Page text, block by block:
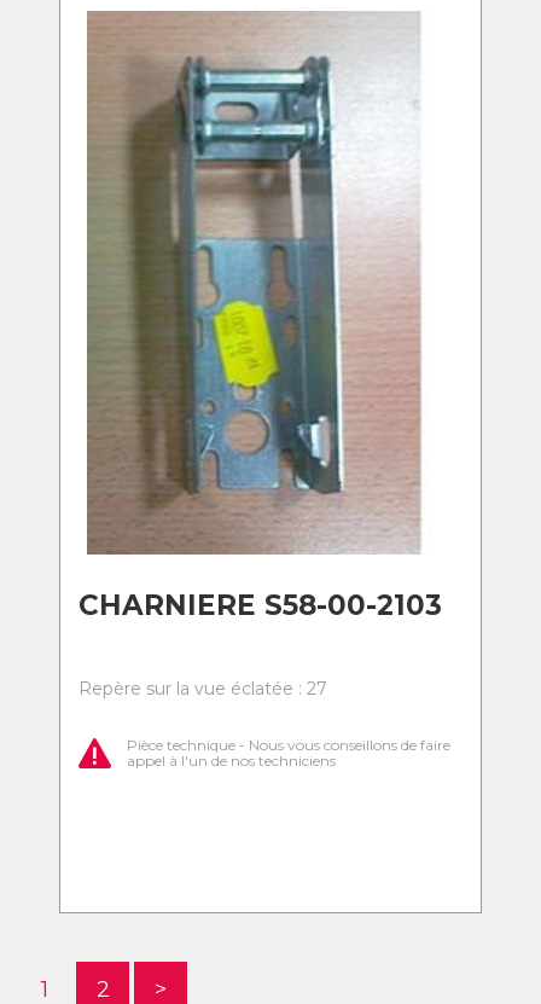
CHARNIERE S58-00-2103
Repère sur la vue éclatée : 27
Pièce technique - Nous vous conseillons de faire
appel à l'un de nos techniciens
1 2 >